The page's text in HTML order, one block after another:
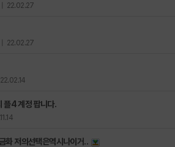
| 22.02.27
| 22.02.27
22.02.14
플4 계정 팝니다.
화 저의선택은역시나이거..